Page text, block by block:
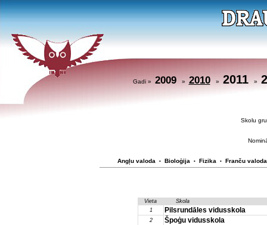
Gadi » 2009» 2010» 2011»
Skolu
Angļu valoda • Bioloģija • Fizika • Franču valoda
Vieta Skola
1
Pilsrundāles vidusskola
2 Špoģu vidusskola